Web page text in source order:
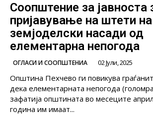
Соопштение за јавноста
пријавување на штети на
земјоделски насади од
елементарна непогода
ОГЛАСИ И СООПШТЕНИА 02 Јули, 2025
Општина Пехчево ги повикува
дека елементарната непогода
зафатија општината во месеците
година им имаат...